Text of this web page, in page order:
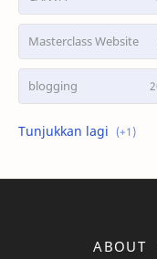
Masterclass Website
blogging
shopee
ABOUT